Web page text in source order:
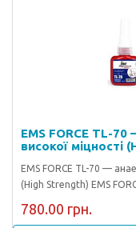
EMS FORCE TL-
високої міцності
EMS FORCE TL-70 —
(High Strength) EMS
780.00 грн.